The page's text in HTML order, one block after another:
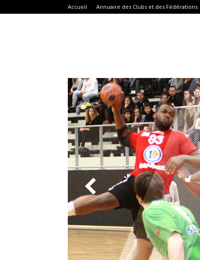
Accueil Annuaire des Clubs et des Fédérations